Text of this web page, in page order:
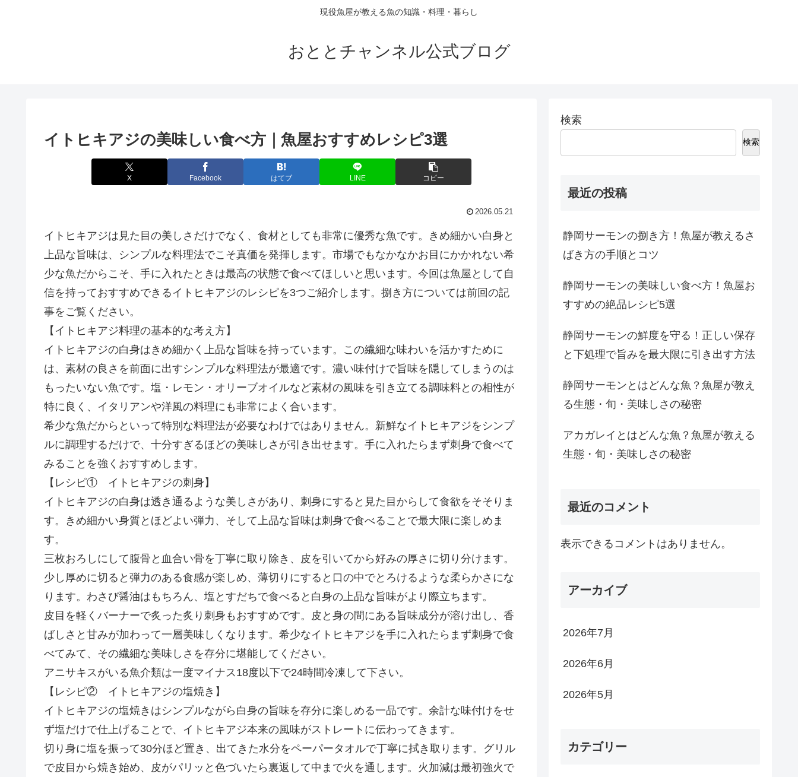
現役魚屋が教える魚の知識・料理・暮らし
おととチャンネル公式ブログ
イトヒキアジの美味しい食べ方｜魚屋おすすめレシピ3選
X Facebook はてブ LINE コピー
2026.05.21
イトヒキアジは見た目の美しさだけでなく、食材としても非常に優秀な魚です。きめ細かい白身と
上品な旨味は、シンプルな料理法でこそ真価を発揮します。市場でもなかなかお目にかかれない希
少な魚だからこそ、手に入れたときは最高の状態で食べてほしいと思います。今回は魚屋として自
信を持っておすすめできるイトヒキアジのレシピを3つご紹介します。捌き方については前回の記
事をご覧ください。
【イトヒキアジ料理の基本的な考え方】
イトヒキアジの白身はきめ細かく上品な旨味を持っています。この繊細な味わいを活かすために
は、素材の良さを前面に出すシンプルな料理法が最適です。濃い味付けで旨味を隠してしまうのは
もったいない魚です。塩・レモン・オリーブオイルなど素材の風味を引き立てる調味料との相性が
特に良く、イタリアンや洋風の料理にも非常によく合います。
希少な魚だからといって特別な料理法が必要なわけではありません。新鮮なイトヒキアジをシンプ
ルに調理するだけで、十分すぎるほどの美味しさが引き出せます。手に入れたらまず刺身で食べて
みることを強くおすすめします。
【レシピ① イトヒキアジの刺身】
イトヒキアジの白身は透き通るような美しさがあり、刺身にすると見た目からして食欲をそそりま
す。きめ細かい身質とほどよい弾力、そして上品な旨味は刺身で食べることで最大限に楽しめま
す。
三枚おろしにして腹骨と血合い骨を丁寧に取り除き、皮を引いてから好みの厚さに切り分けます。
少し厚めに切ると弾力のある食感が楽しめ、薄切りにすると口の中でとろけるような柔らかさにな
ります。わさび醤油はもちろん、塩とすだちで食べると白身の上品な旨味がより際立ちます。
皮目を軽くバーナーで炙った炙り刺身もおすすめです。皮と身の間にある旨味成分が溶け出し、香
ばしさと甘みが加わって一層美味しくなります。希少なイトヒキアジを手に入れたらまず刺身で食
べてみて、その繊細な美味しさを存分に堪能してください。
アニサキスがいる魚介類は一度マイナス18度以下で24時間冷凍して下さい。
【レシピ② イトヒキアジの塩焼き】
イトヒキアジの塩焼きはシンプルながら白身の旨味を存分に楽しめる一品です。余計な味付けをせ
ず塩だけで仕上げることで、イトヒキアジ本来の風味がストレートに伝わってきます。
切り身に塩を振って30分ほど置き、出てきた水分をペーパータオルで丁寧に拭き取ります。グリル
で皮目から焼き始め、皮がパリッと色づいたら裏返して中まで火を通します。火加減は最初強火で
検索
検索
最近の投稿
静岡サーモンの捌き方！魚屋が教えるさ
ばき方の手順とコツ
静岡サーモンの美味しい食べ方！魚屋お
すすめの絶品レシピ5選
静岡サーモンの鮮度を守る！正しい保存
と下処理で旨みを最大限に引き出す方法
静岡サーモンとはどんな魚？魚屋が教え
る生態・旬・美味しさの秘密
アカガレイとはどんな魚？魚屋が教える
生態・旬・美味しさの秘密
最近のコメント
表示できるコメントはありません。
アーカイブ
2026年7月
2026年6月
2026年5月
カテゴリー